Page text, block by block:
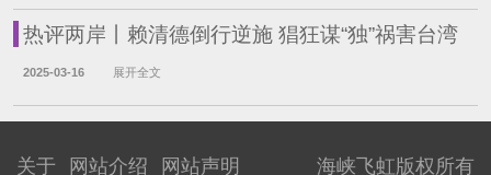
热评两岸丨赖清德倒行逆施 猖狂谋“独”祸害台湾
2025-03-16 展开全文
海峡飞虹版权所有
关于 网站介绍 网站声明